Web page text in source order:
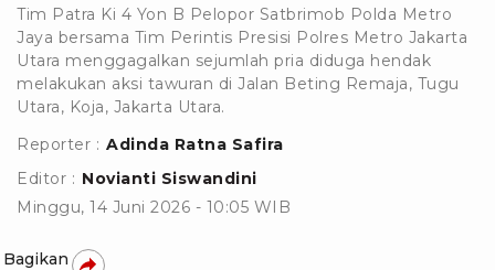
Tim Patra Ki 4 Yon B Pelopor Satbrimob Polda Metro
Jaya bersama Tim Perintis Presisi Polres Metro Jakarta
Utara menggagalkan sejumlah pria diduga hendak
melakukan aksi tawuran di Jalan Beting Remaja, Tugu
Utara, Koja, Jakarta Utara.
Reporter : Adinda Ratna Safira
Editor : Novianti Siswandini
Minggu, 14 Juni 2026 - 10:05 WIB
Bagikan